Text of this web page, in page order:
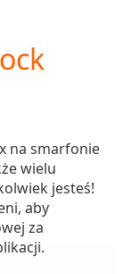
na smarfonie
wielu
jesteś!
aby
za